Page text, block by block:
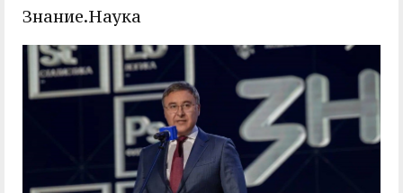
Знание.Наука